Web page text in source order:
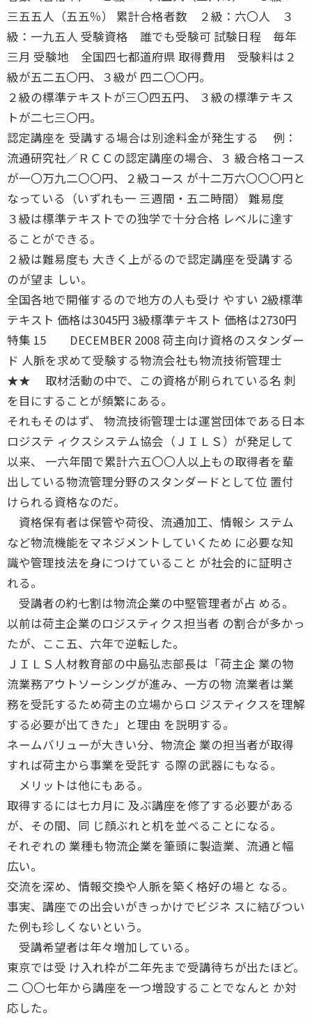
三五五人（五五％） 累計合格者数 ２級：六〇人 ３
級：一九五人 受験資格 誰でも受験可 試験日程 毎年
三月 受験地 全国四七都道府県 取得費用 受験料は２
級が五二五〇円、３級が 四二〇〇円。
２級の標準テキストが三〇四五円、 ３級の標準テキス
トが二七三〇円。
認定講座を 受講する場合は別途料金が発生する 例：
流通研究社／ＲＣＣの認定講座の場合、３ 級合格コース
が一〇万九二〇〇円、２級コース が十二万六〇〇〇円と
なっている（いずれも一 三週間・五二時間） 難易度
３級は標準テキストでの独学で十分合格 レベルに達す
ることができる。
２級は難易度も 大きく上がるので認定講座を受講する
のが望ま しい。
全国各地で開催するので地方の人も受け やすい 2級標準
テキスト 価格は3045円 3級標準テキスト 価格は2730円
特集 15 DECEMBER 2008 荷主向け資格のスタンダー
ド 人脈を求めて受験する物流会社も物流技術管理士
★★ 取材活動の中で、この資格が刷られている名 刺
を目にすることが頻繁にある。
それもそのはず、 物流技術管理士は運営団体である日本
ロジステ ィクスシステム協会（ＪＩＬＳ）が発足して
以来、 一六年間で累計六五〇〇人以上もの取得者を輩
出している物流管理分野のスタンダードとして位 置付
けられる資格なのだ。
資格保有者は保管や荷役、流通加工、情報シ ステム
など物流機能をマネジメントしていくため に必要な知
識や管理技法を身につけていること が社会的に証明さ
れる。
受講者の約七割は物流企業の中堅管理者が占 める。
以前は荷主企業のロジスティクス担当者 の割合が多かっ
たが、ここ五、六年で逆転した。
ＪＩＬＳ人材教育部の中島弘志部長は「荷主企 業の物
流業務アウトソーシングが進み、一方の物 流業者は業
務を受託するため荷主の立場からロ ジスティクスを理解
する必要が出てきた」と理由 を説明する。
ネームバリューが大きい分、物流企 業の担当者が取得
すれば荷主から事業を受託す る際の武器にもなる。
メリットは他にもある。
取得するには七カ月に 及ぶ講座を修了する必要がある
が、その間、同 じ顔ぶれと机を並べることになる。
それぞれの 業種も物流企業を筆頭に製造業、流通と幅
広い。
交流を深め、情報交換や人脈を築く格好の場と なる。
事実、講座での出会いがきっかけでビジネ スに結びつい
た例も珍しくないという。
受講希望者は年々増加している。
東京では受 け入れ枠が二年先まで受講待ちが出たほど。
二 〇〇七年から講座を一つ増設することでなんと か対
応した。